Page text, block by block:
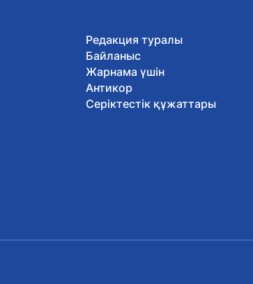
Редакция туралы
Байланыс
Жарнама үшін
Антикор
Серіктестік құжаттары